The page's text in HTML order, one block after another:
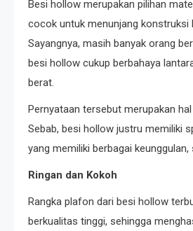
Besi hollow merupakan pilihan
cocok untuk menunjang konstruksi
Sayangnya, masih banyak orang
besi hollow cukup berbahaya
berat.
Pernyataan tersebut merupakan
Sebab, besi hollow justru memiliki
yang memiliki berbagai keunggulan,
Ringan dan Kokoh
Rangka plafon dari besi hollow
berkualitas tinggi, sehingga